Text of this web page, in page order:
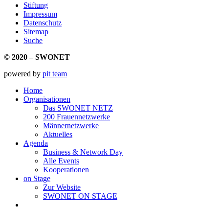
Stiftung
Impressum
Datenschutz
Sitemap
Suche
© 2020 – SWONET
powered by pit team
Home
Organisationen
Das SWONET NETZ
200 Frauen­netzwerke
Männernetzwerke
Aktuelles
Agenda
Business & Network Day
Alle Events
Kooperationen
on Stage
Zur Website
SWONET ON STAGE